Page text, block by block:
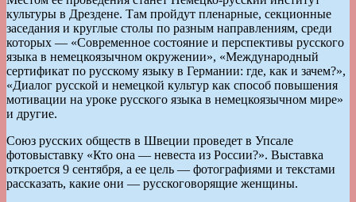
культуры в Дрездене. Там пройдут пленарные, секционные
заседания и круглые столы по разным направлениям, среди
которых — «Современное состояние и перспективы русского
языка в немецкоязычном окружении», «Международный
сертификат по русскому языку в Германии: где, как и зачем?»,
«Диалог русской и немецкой культур как способ повышения
мотивации на уроке русского языка в немецкоязычном мире»
и другие.
Союз русских обществ в Швеции проведет в Упсале
фотовыставку «Кто она — невеста из России?». Выставка
откроется 9 сентября, а ее цель — фотографиями и текстами
рассказать, какие они — русскоговорящие женщины.